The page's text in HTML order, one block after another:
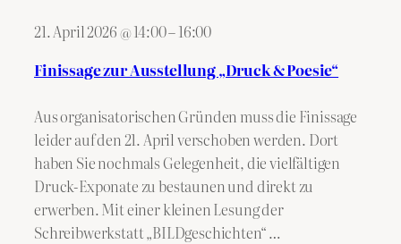
21. April 2026@14:00–16:00
Finissage zur Ausstellung „Druck & Poesie“
Aus organisatorischen Gründen muss die Finissage
leider auf den 21. April verschoben werden. Dort
haben Sie nochmals Gelegenheit, die vielfältigen
Druck-Exponate zu bestaunen und direkt zu
erwerben. Mit einer kleinen Lesung der
Schreibwerkstatt „BILDgeschichten“ …